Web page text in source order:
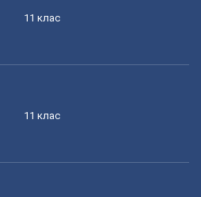
11 клас
11 клас